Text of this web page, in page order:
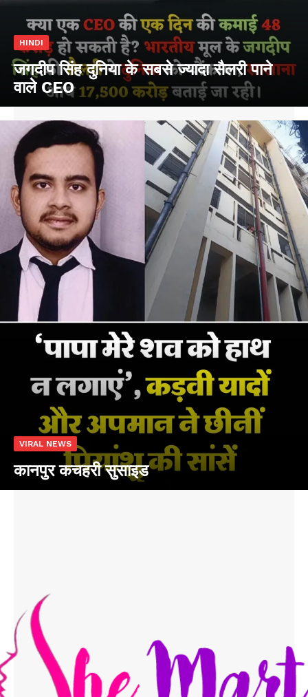
HINDI
जगदीप सिंह दुनिया के सबसे ज्यादा सैलरी पाने
वाले CEO
VIRAL NEWS
कानपुर कचहरी सुसाइड